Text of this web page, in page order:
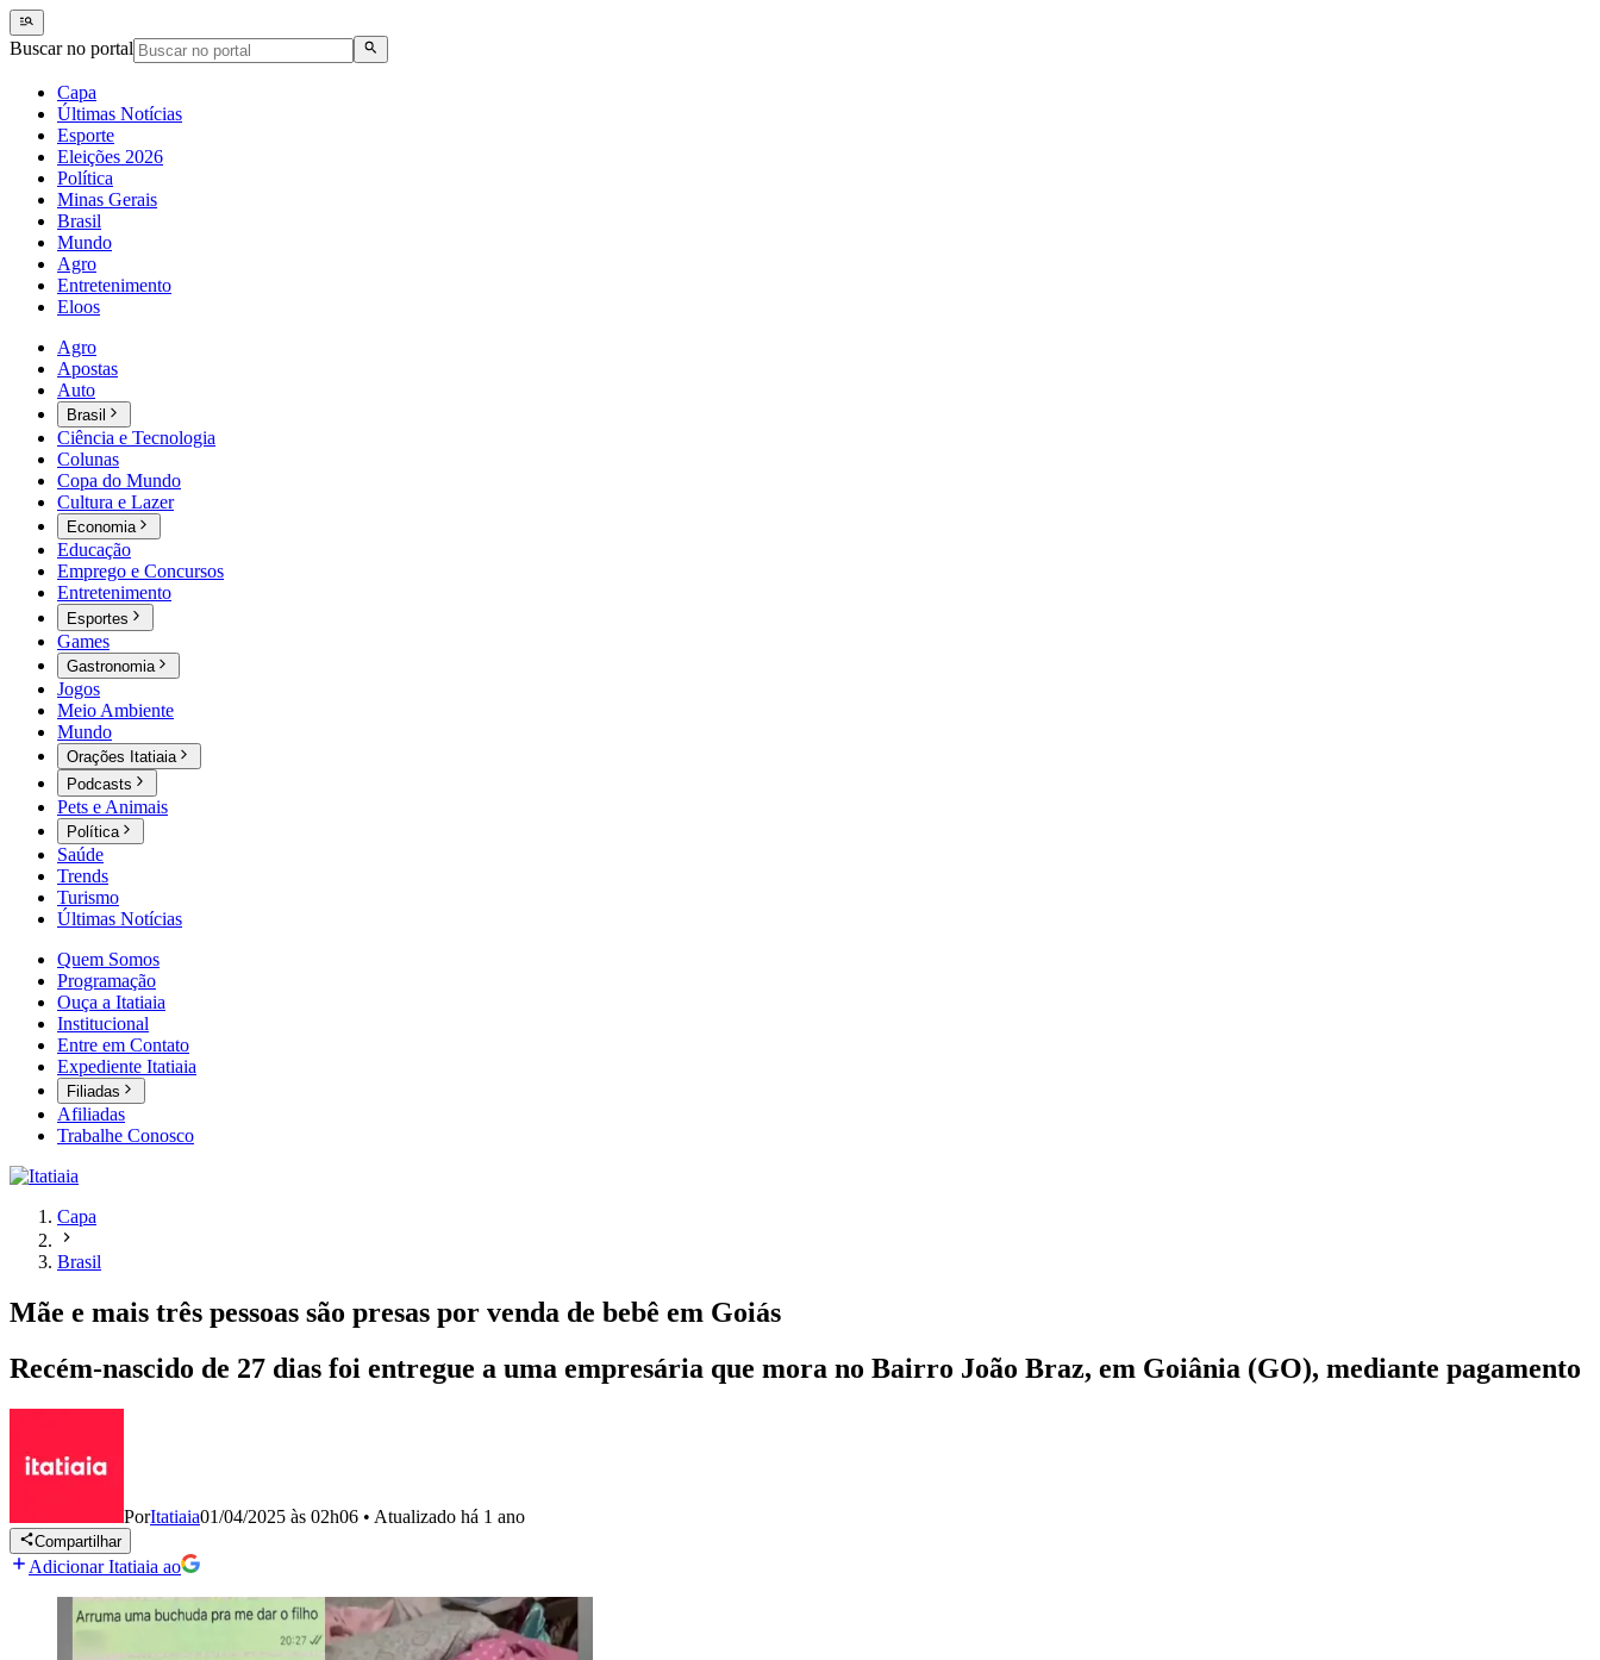
Buscar no portal
Capa
Últimas Notícias
Esporte
Eleições 2026
Política
Minas Gerais
Brasil
Mundo
Agro
Entretenimento
Eloos
Agro
Apostas
Auto
Brasil
Ciência e Tecnologia
Colunas
Copa do Mundo
Cultura e Lazer
Economia
Educação
Emprego e Concursos
Entretenimento
Esportes
Games
Gastronomia
Jogos
Meio Ambiente
Mundo
Orações Itatiaia
Podcasts
Pets e Animais
Política
Saúde
Trends
Turismo
Últimas Notícias
Quem Somos
Programação
Ouça a Itatiaia
Institucional
Entre em Contato
Expediente Itatiaia
Filiadas
Afiliadas
Trabalhe Conosco
Capa
Brasil
Mãe e mais três pessoas são presas por venda de bebê em Goiás
Recém-nascido de 27 dias foi entregue a uma empresária que mora no Bairro João Braz, em Goiânia (GO), mediante pagamento
PorItatiaia01/04/2025 às 02h06 • Atualizado há 1 ano
Compartilhar
Adicionar Itatiaia ao